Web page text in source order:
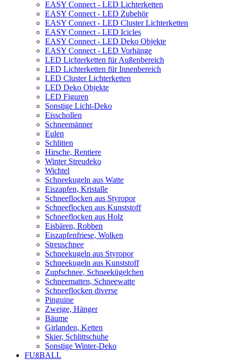
EASY Connect - LED Lichterketten
EASY Connect - LED Zubehör
EASY Connect - LED Cluster Lichterketten
EASY Connect - LED Icicles
EASY Connect - LED Deko Objekte
EASY Connect - LED Vorhänge
LED Lichterketten für Außenbereich
LED Lichterketten für Innenbereich
LED Cluster Lichterketten
LED Deko Objekte
LED Figuren
Sonstige Licht-Deko
Eisschollen
Schneemänner
Eulen
Schlitten
Hirsche, Rentiere
Winter Streudeko
Wichtel
Schneekugeln aus Watte
Eiszapfen, Kristalle
Schneeflocken aus Styropor
Schneeflocken aus Kunststoff
Schneeflocken aus Holz
Eisbären, Robben
Eiszapfenfriese, Wolken
Streuschnee
Schneekugeln aus Styropor
Schneekugeln aus Kunststoff
Zupfschnee, Schneekügelchen
Schneematten, Schneewatte
Schneeflocken diverse
Pinguine
Zweige, Hänger
Bäume
Girlanden, Ketten
Skier, Schlittschuhe
Sonstige Winter-Deko
FUßBALL